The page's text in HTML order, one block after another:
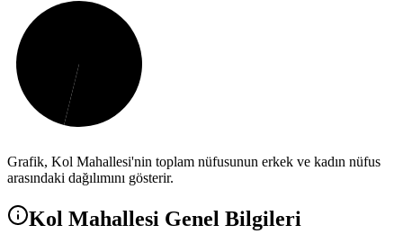
Grafik, Kol Mahallesi'nin toplam nüfusunun erkek ve kadın nüfus
arasındaki dağılımını gösterir.
Kol Mahallesi Genel Bilgileri